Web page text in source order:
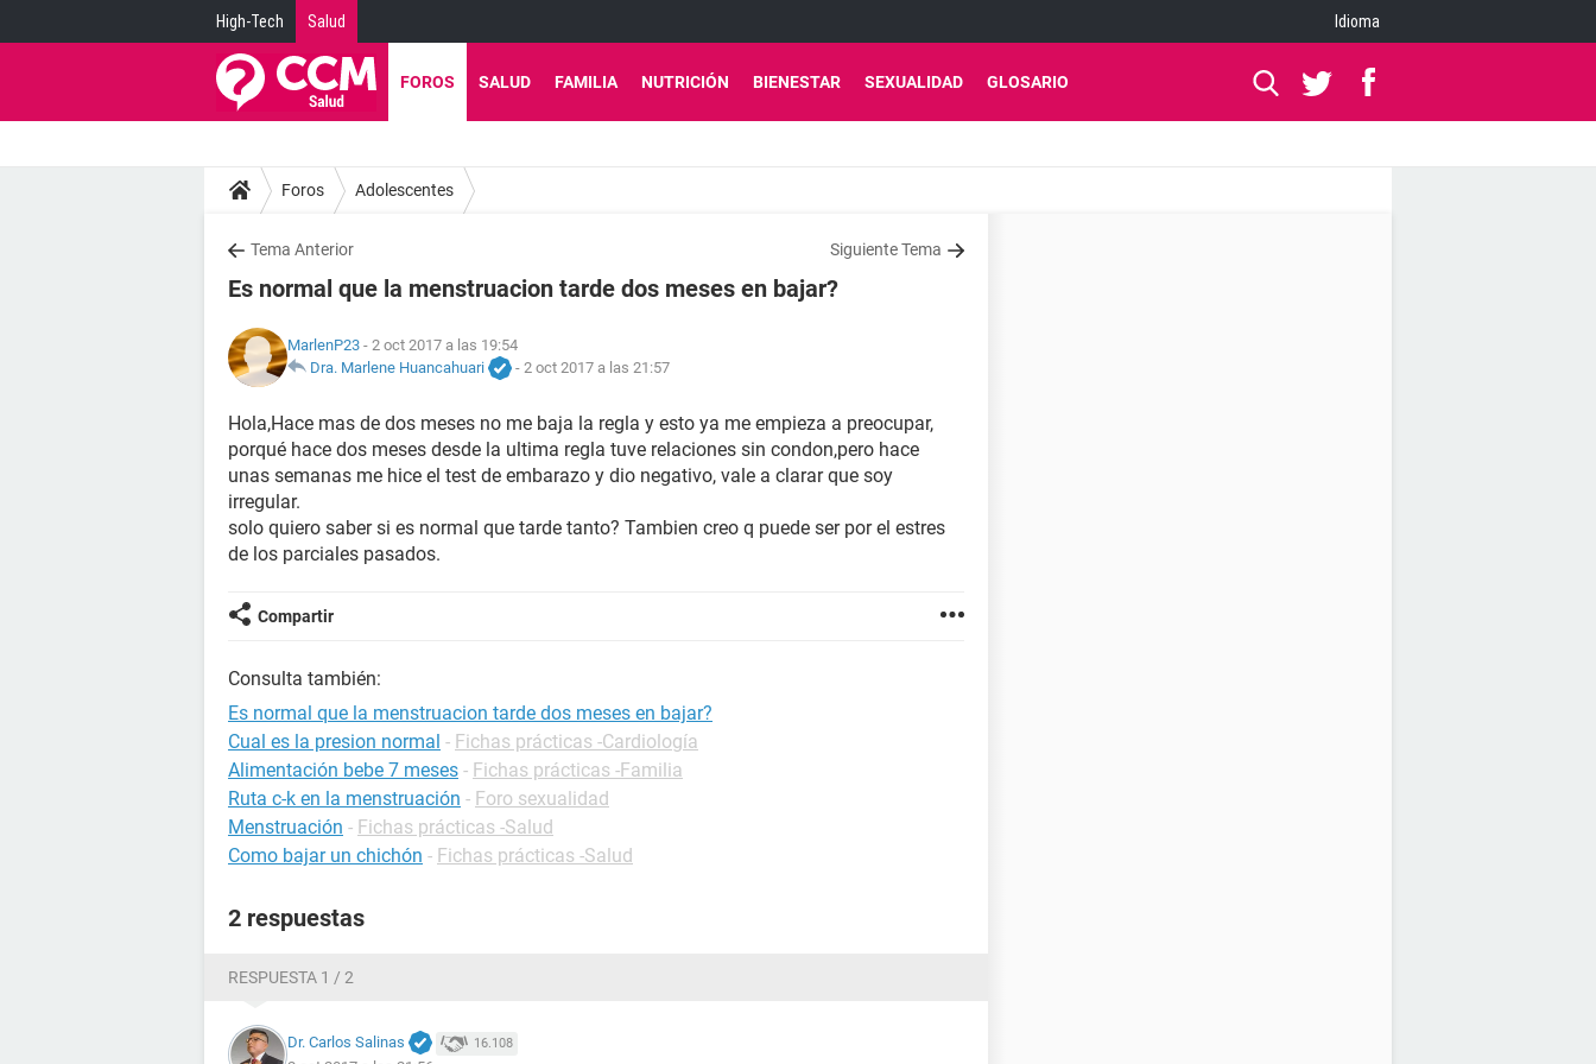
High-Tech Salud Idioma
FOROS SALUD FAMILIA NUTRICIÓN BIENESTAR SEXUALIDAD GLOSARIO
Foros Adolescentes
Tema Anterior Siguiente Tema
Es normal que la menstruacion tarde dos meses en bajar?
MarlenP23 - 2 oct 2017 a las 19:54
Dra. Marlene Huancahuari
- 2 oct 2017 a las 21:57
Hola,Hace mas de dos meses no me baja la regla y esto ya me empieza a preocupar,
porqué hace dos meses desde la ultima regla tuve relaciones sin condon,pero hace
unas semanas me hice el test de embarazo y dio negativo, vale a clarar que soy
irregular.
solo quiero saber si es normal que tarde tanto? Tambien creo q puede ser por el estres
de los parciales pasados.
Compartir
Consulta también:
Es normal que la menstruacion tarde dos meses en bajar?
Cual es la presion normal - Fichas prácticas -Cardiología
Alimentación bebe 7 meses - Fichas prácticas -Familia
Ruta c-k en la menstruación - Foro sexualidad
Menstruación - Fichas prácticas -Salud
Como bajar un chichón - Fichas prácticas -Salud
2 respuestas
RESPUESTA 1 / 2
Dr. Carlos Salinas 16.108